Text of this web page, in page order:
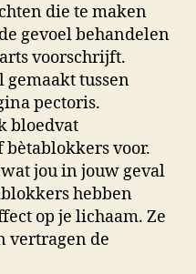
die te maken
gevoel behandelen
voorschrijft.
tussen
pectoris.
bloedvat
voor.
jou in jouw geval
hebben
op je lichaam. Ze
vertragen de